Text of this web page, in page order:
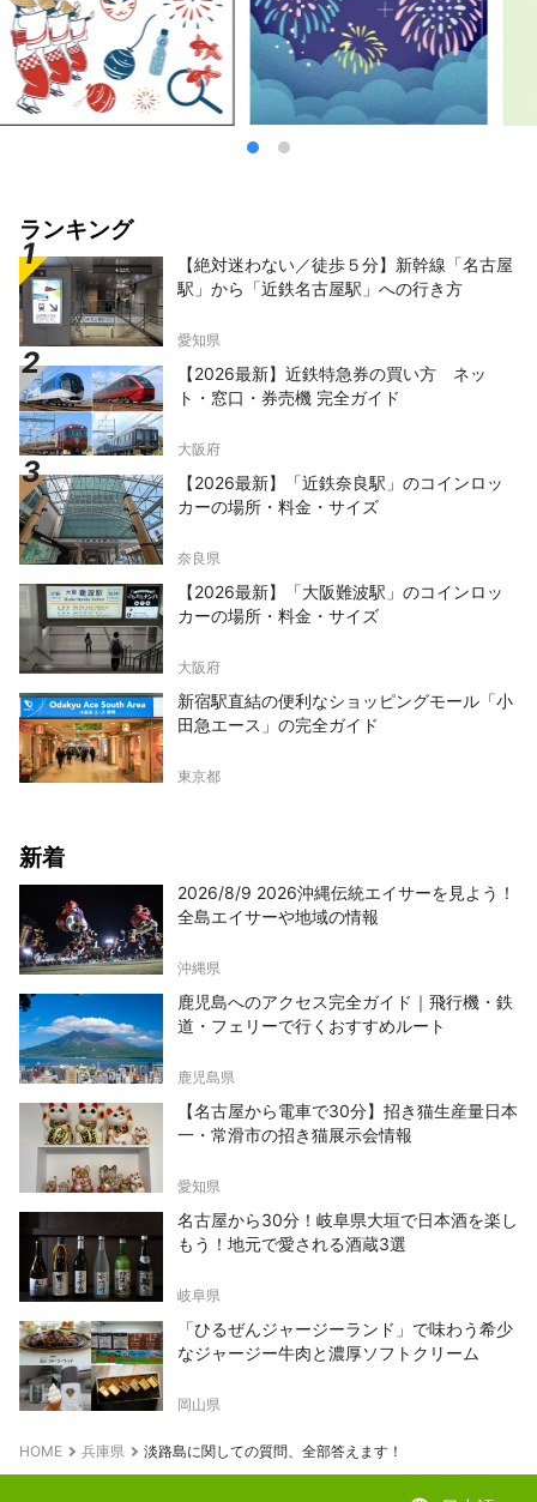
ランキング
【絶対迷わない／徒歩５分】新幹線「名古屋
駅」から「近鉄名古屋駅」への行き方
愛知県
【2026最新】近鉄特急券の買い方 ネッ
ト・窓口・券売機 完全ガイド
大阪府
【2026最新】「近鉄奈良駅」のコインロッ
カーの場所・料金・サイズ
奈良県
【2026最新】「大阪難波駅」のコインロッ
カーの場所・料金・サイズ
大阪府
新宿駅直結の便利なショッピングモール「小
田急エース」の完全ガイド
東京都
新着
2026/8/9 2026沖縄伝統エイサーを見よう！
全島エイサーや地域の情報
沖縄県
鹿児島へのアクセス完全ガイド｜飛行機・鉄
道・フェリーで行くおすすめルート
鹿児島県
【名古屋から電車で30分】招き猫生産量日本
一・常滑市の招き猫展示会情報
愛知県
名古屋から30分！岐阜県大垣で日本酒を楽し
もう！地元で愛される酒蔵3選
岐阜県
「ひるぜんジャージーランド」で味わう希少
なジャージー牛肉と濃厚ソフトクリーム
岡山県
HOME 兵庫県 淡路島に関しての質問、全部答えます！